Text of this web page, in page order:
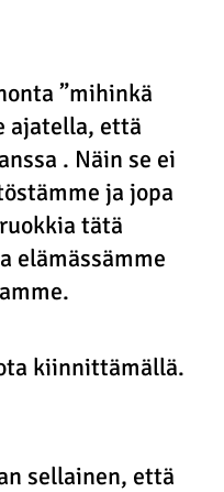
”mihinkä
ajatella, että
. Näin se ei
ja jopa
tätä
elämässämme
kiinnittämällä.
sellainen, että